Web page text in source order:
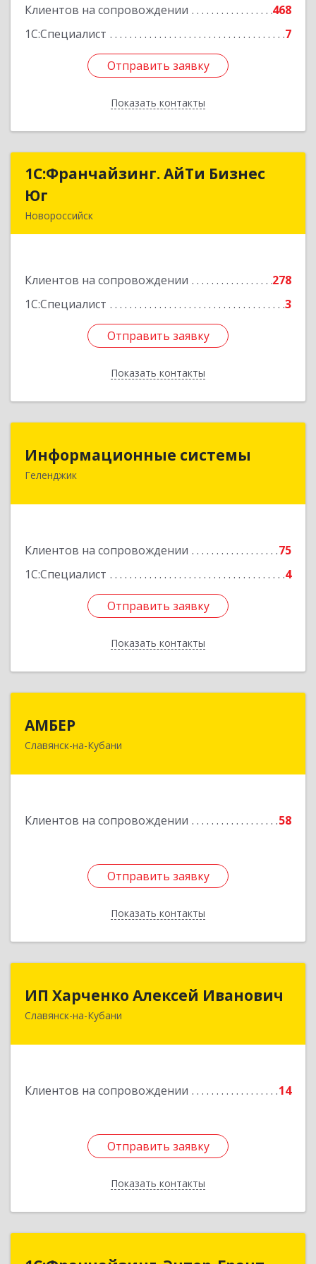
Клиентов на сопровождении
468
1С:Специалист
7
Отправить заявку
Показать контакты
Отправить заявку
Назад
1С:Франчайзинг. АйТи Бизнес
Юг
Новороссийск
Клиентов на сопровождении
278
1С:Специалист
3
Отправить заявку
Показать контакты
1С:Франчайзинг. АйТи Бизнес
Подробнее
Отправить заявку
Назад
Информационные системы
Геленджик
Клиентов на сопровождении
75
1С:Специалист
4
Отправить заявку
Показать контакты
353475, Краснодарский край, Геленджик г,
Отправить заявку
Назад
АМБЕР
Славянск-на-Кубани
Клиентов на сопровождении 58
Отправить заявку
Показать контакты
353562, Краснодарский край, Славянский р-н,
Отправить заявку
Назад
ИП Харченко Алексей Иванович
Славянск-на-Кубани
Клиентов на сопровождении 14
Отправить заявку
Показать контакты
ИП Харченко Алексей Иванович
353 579, Краснодарский край, ст.Петровская,
Отправить заявку
Назад
1С:Франчайзинг. Энтер-Грант